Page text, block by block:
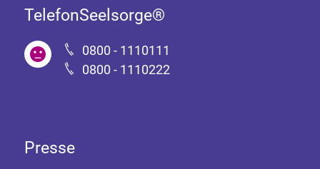
TelefonSeelsorge®
0800 - 1110111
0800 - 1110222
Presse